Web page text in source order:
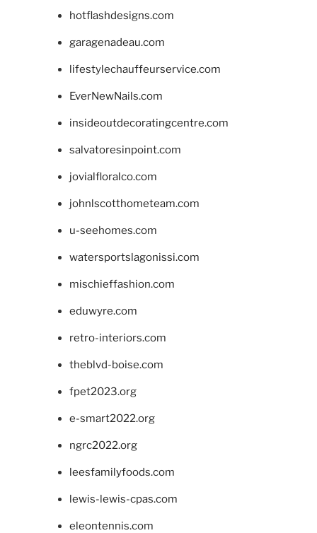
hotflashdesigns.com
garagenadeau.com
lifestylechauffeurservice.com
EverNewNails.com
insideoutdecoratingcentre.com
salvatoresinpoint.com
jovialfloralco.com
johnlscotthometeam.com
u-seehomes.com
watersportslagonissi.com
mischieffashion.com
eduwyre.com
retro-interiors.com
theblvd-boise.com
fpet2023.org
e-smart2022.org
ngrc2022.org
leesfamilyfoods.com
lewis-lewis-cpas.com
eleontennis.com